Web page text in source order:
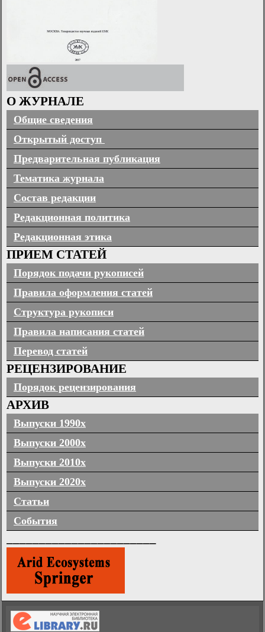
О ЖУРНАЛЕ
Общие сведения
Открытый доступ
Предварительная публикация
Тематика журнала
Состав редакции
Редакционная политика
Редакционная этика
ПРИЕМ СТАТЕЙ
Порядок подачи рукописей
Правила оформления статей
Структура рукописи
Правила написания статей
Перевод статей
РЕЦЕНЗИРОВАНИЕ
Порядок рецензирования
АРХИВ
Выпуски 1990х
Выпуски 2000х
Выпуски 2010х
Выпуски 2020х
Статьи
События